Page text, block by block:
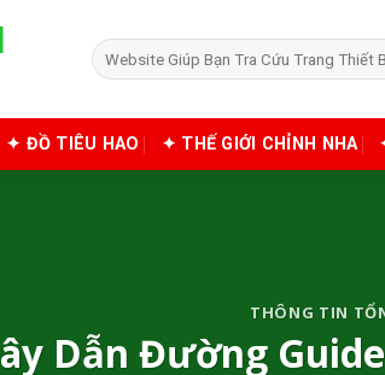
Tìm
kiếm:
✦ ĐỒ TIÊU HAO ✦ THẾ GIỚI CHỈNH NHA
THÔNG TIN
Dẫn Đường